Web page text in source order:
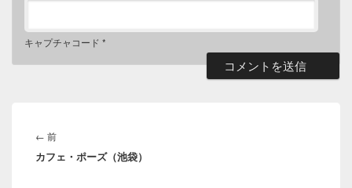
キャプチャコード *
稿
ナ
← 前前
の
カフェ・ポーズ（池袋）